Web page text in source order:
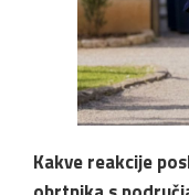
Kakve reakcije